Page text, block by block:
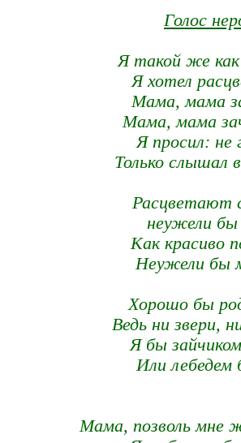
Голос
Я такой же как
Я хотел
Мама, мама
Мама, мама
Я просил: не
Только
Расцветают
неужели бы
Как красиво
Неужели бы
Хорошо бы
Ведь ни звери,
Я бы
Или лебедем
Мама, позволь мне